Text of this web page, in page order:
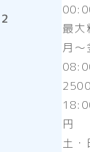
最大
月〜
円
土